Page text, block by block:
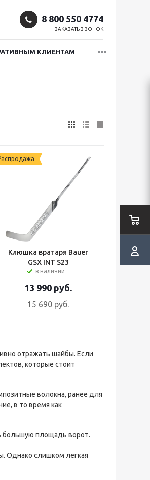
8 800 550 4774
ЗАКАЗАТЬ ЗВОНОК
КЛИЕНТАМ
Клюшка вратаря Bauer
GSX INT S23
в наличии
13 990 руб.
15 690руб.
отражать шайбы. Если
которые стоит
волокна, ранее для
в то время как
большую площадь ворот.
Однако слишком легкая